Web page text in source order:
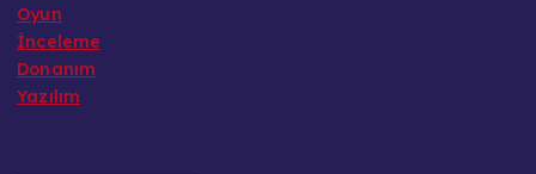
Oyun
İnceleme
Donanım
Yazılım